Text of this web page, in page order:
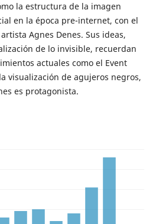
la estructura de la imagen
en la época pre-internet, con el
Agnes Denes. Sus ideas,
de lo invisible, recuerdan
actuales como el Event
visualización de agujeros negros,
es protagonista.